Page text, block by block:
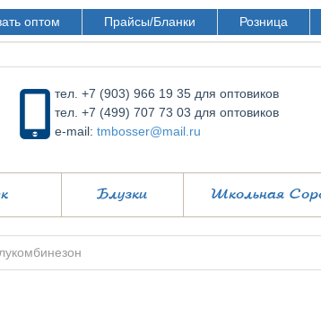
оптом Прайсы/Бланки Розница
тел. +7 (903) 966 19 35 для оптовиков
тел. +7 (499) 707 73 03 для оптовиков
e-mail: tmbosser@mail.ru
Блузки Школьная